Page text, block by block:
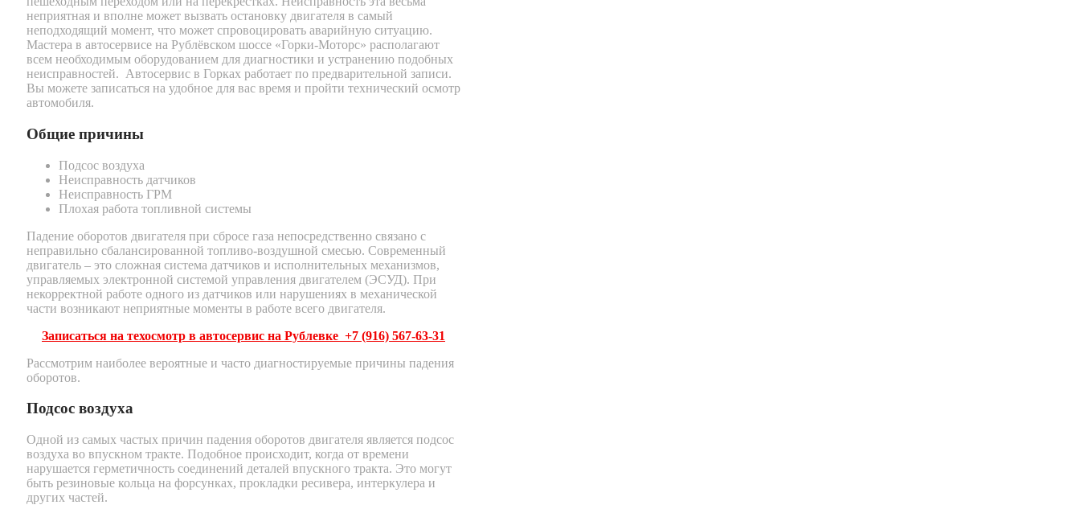
неприятная и вполне может вызвать остановку двигателя в самый
неподходящий момент, что может спровоцировать аварийную ситуацию.
Мастера в автосервисе на Рублёвском шоссе «Горки-Моторс» располагают
всем необходимым оборудованием для диагностики и устранению подобных
неисправностей. Автосервис в Горках работает по предварительной записи.
Вы можете записаться на удобное для вас время и пройти технический осмотр
автомобиля.
Общие причины
Подсос воздуха
Неисправность датчиков
Неисправность ГРМ
Плохая работа топливной системы
Падение оборотов двигателя при сбросе газа непосредственно связано с
неправильно сбалансированной топливо-воздушной смесью. Современный
двигатель – это сложная система датчиков и исполнительных механизмов,
управляемых электронной системой управления двигателем (ЭСУД). При
некорректной работе одного из датчиков или нарушениях в механической
части возникают неприятные моменты в работе всего двигателя.
Записаться на техосмотр в автосервис на Рублевке +7 (916) 567-63-31
Рассмотрим наиболее вероятные и часто диагностируемые причины падения
оборотов.
Подсос воздуха
Одной из самых частых причин падения оборотов двигателя является подсос
воздуха во впускном тракте. Подобное происходит, когда от времени
нарушается герметичность соединений деталей впускного тракта. Это могут
быть резиновые кольца на форсунках, прокладки ресивера, интеркулера и
других частей.